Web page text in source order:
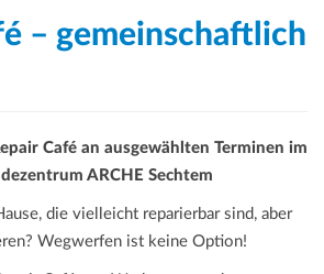
– gemeinschaftlich
Café an ausgewählten Terminen im
ARCHE Sechtem
die vielleicht reparierbar sind, aber
Wegwerfen ist keine Option!